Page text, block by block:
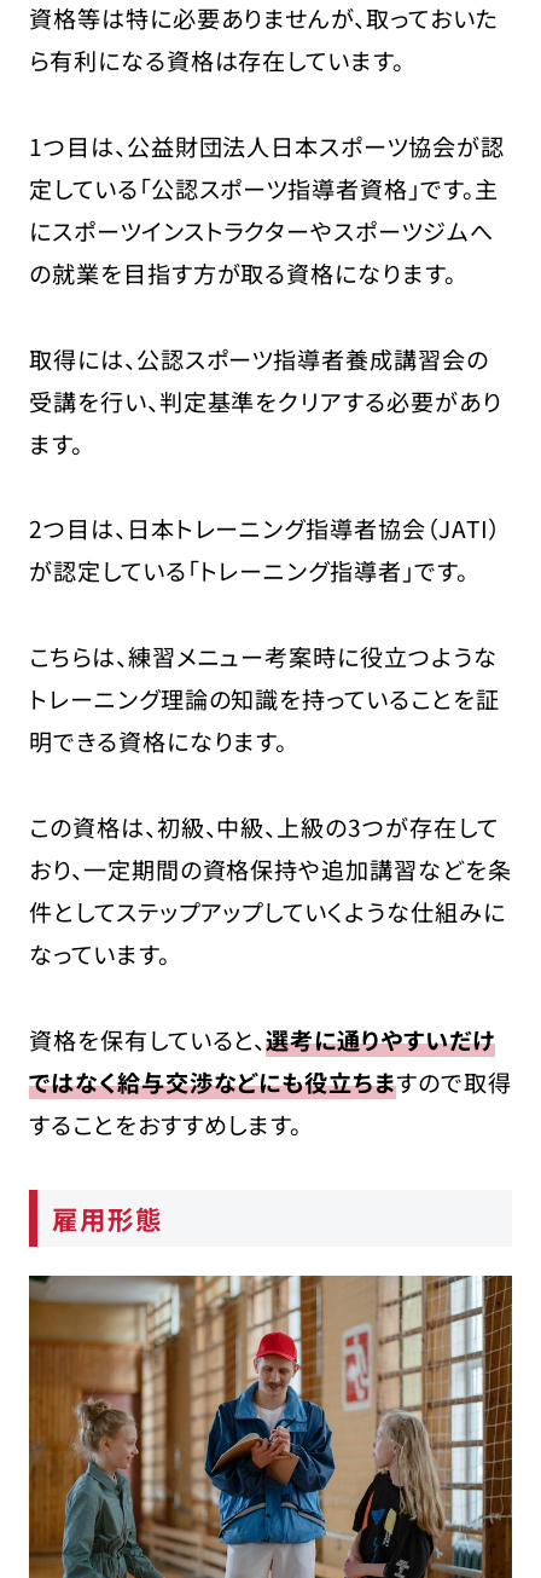
資格等は特に必要ありませんが、取っておいた
ら有利になる資格は存在しています。
1つ目は、公益財団法人日本スポーツ協会が認
定している「公認スポーツ指導者資格」です。主
にスポーツインストラクターやスポーツジムへ
の就業を目指す方が取る資格になります。
取得には、公認スポーツ指導者養成講習会の
受講を行い、判定基準をクリアする必要があり
ます。
2つ目は、日本トレーニング指導者協会（JATI）
が認定している「トレーニング指導者」です。
こちらは、練習メニュー考案時に役立つような
トレーニング理論の知識を持っていることを証
明できる資格になります。
この資格は、初級、中級、上級の3つが存在して
おり、一定期間の資格保持や追加講習などを条
件としてステップアップしていくような仕組みに
なっています。
資格を保有していると、選考に通りやすいだけ
ではなく給与交渉などにも役立ちますので取得
することをおすすめします。
雇用形態